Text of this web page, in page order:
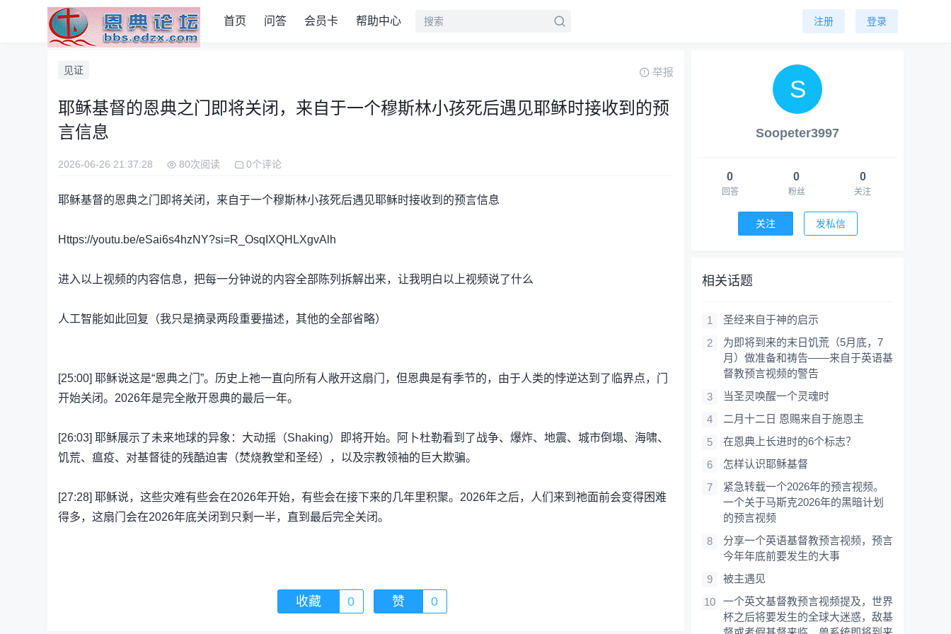
首页 问答 会员卡 帮助中心 注册 登录
见证 举报
耶稣基督的恩典之门即将关闭，来自于一个穆斯林小孩死后遇见耶稣时接收到的预
言信息
2026-06-26 21:37:28 80次阅读 0个评论
耶稣基督的恩典之门即将关闭，来自于一个穆斯林小孩死后遇见耶稣时接收到的预言信息
Https://youtu.be/eSai6s4hzNY?si=R_OsqIXQHLXgvAlh
进入以上视频的内容信息，把每一分钟说的内容全部陈列拆解出来，让我明白以上视频说了什么
人工智能如此回复（我只是摘录两段重要描述，其他的全部省略）
[25:00] 耶稣说这是“恩典之门”。历史上祂一直向所有人敞开这扇门，但恩典是有季节的，由于人类的悖逆达到了临界点，门
开始关闭。2026年是完全敞开恩典的最后一年。
[26:03] 耶稣展示了未来地球的异象：大动摇（Shaking）即将开始。阿卜杜勒看到了战争、爆炸、地震、城市倒塌、海啸、
饥荒、瘟疫、对基督徒的残酷迫害（焚烧教堂和圣经），以及宗教领袖的巨大欺骗。
[27:28] 耶稣说，这些灾难有些会在2026年开始，有些会在接下来的几年里积聚。2026年之后，人们来到祂面前会变得困难
得多，这扇门会在2026年底关闭到只剩一半，直到最后完全关闭。
收藏 0 赞 0
Soopeter3997
0
回答
0
粉丝
0
关注
关注 发私信
相关话题
圣经来自于神的启示
为即将到来的末日饥荒（5月底，7
月）做准备和祷告——来自于英语基
督教预言视频的警告
当圣灵唤醒一个灵魂时
二月十二日 恩赐来自于施恩主
在恩典上长进时的6个标志？
怎样认识耶稣基督
紧急转载一个2026年的预言视频。
一个关于马斯克2026年的黑暗计划
的预言视频
分享一个英语基督教预言视频，预言
今年年底前要发生的大事
被主遇见
一个英文基督教预言视频提及，世界
杯之后将要发生的全球大迷惑，敌基